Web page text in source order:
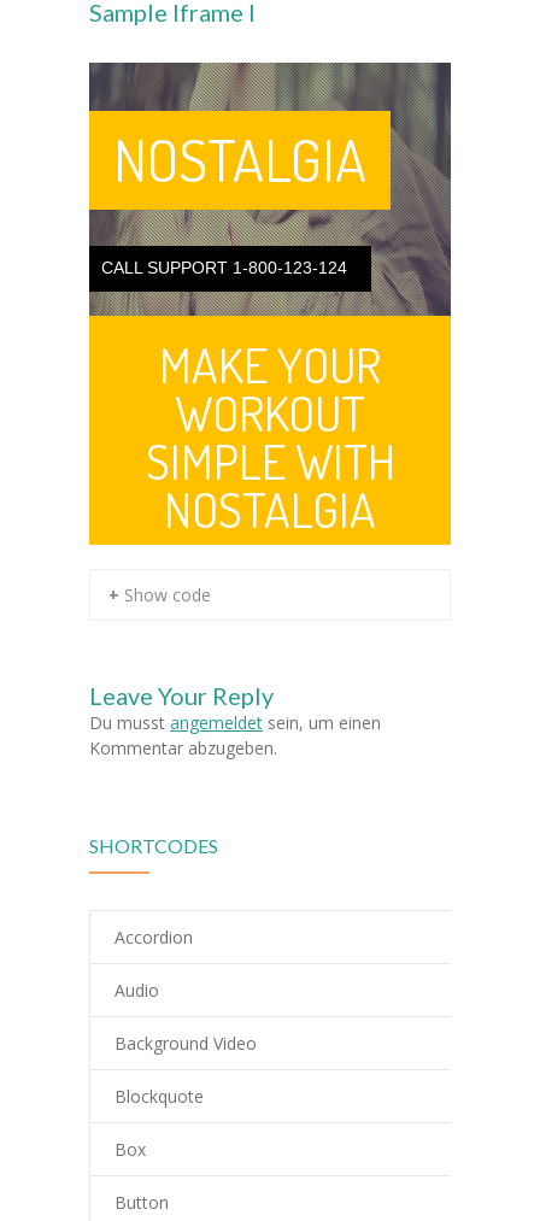
---- Leitbild
-- Unser Team
---- Kollegium
---- Verwaltung
---- Alltagshelferin
---- Betreuung
-- Klassen
---- Jahrgang 2
---- Jahrgang 3
-- Schulprogramm
-- Historie
---- Baugeschichte
---- Zahleninfo
---- RektorInnen
Unterricht
-- Allgemein
Sample Iframe I
+ Show code
Leave Your Reply
Du musst angemeldet sein, um einen
Kommentar abzugeben.
SHORTCODES
Accordion
Audio
Background Video
Blockquote
Box
Button